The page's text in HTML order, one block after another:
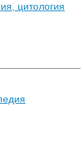
цитология